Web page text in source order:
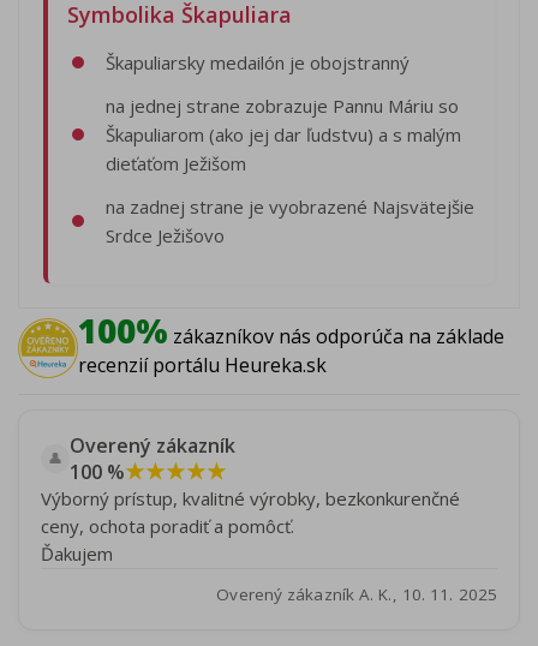
Symbolika Škapuliara
Škapuliarsky medailón je obojstranný
na jednej strane zobrazuje Pannu Máriu so
Škapuliarom (ako jej dar ľudstvu) a s malým
dieťaťom Ježišom
na zadnej strane je vyobrazené Najsvätejšie
Srdce Ježišovo
100% zákazníkov nás odporúča na základe
recenzií portálu Heureka.sk
👤 Overený zákazník
100 %★★★★★
Výborný prístup, kvalitné výrobky, bezkonkurenčné
ceny, ochota poradiť a pomôcť.
Ďakujem
Overený zákazník A. K., 10. 11. 2025